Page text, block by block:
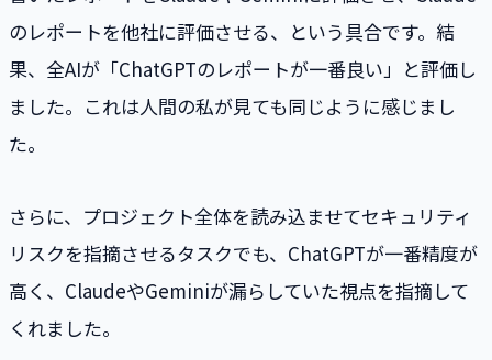
のレポートを他社に評価させる、という具合です。結
果、全AIが「ChatGPTのレポートが一番良い」と評価し
ました。これは人間の私が見ても同じように感じまし
た。
さらに、プロジェクト全体を読み込ませてセキュリティ
リスクを指摘させるタスクでも、ChatGPTが一番精度が
高く、ClaudeやGeminiが漏らしていた視点を指摘して
くれました。